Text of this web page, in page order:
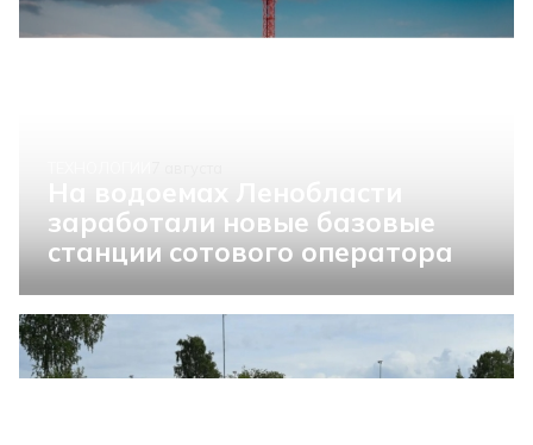
заработали новые базовые
станции сотового оператора